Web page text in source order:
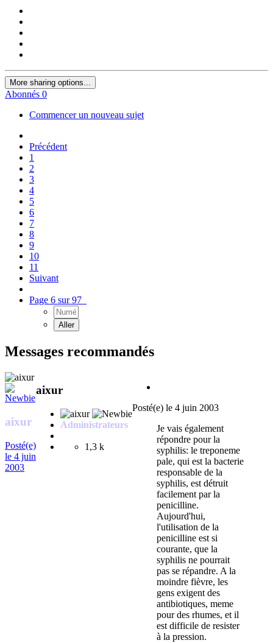
More sharing options...
Abonnés 0
Commencer un nouveau sujet
Précédent
1
2
3
4
5
6
7
8
9
10
11
Suivant
Page 6 sur 97
Messages recommandés
aixur
Posté(e)
le 4 juin
2003
aixur
Administrateurs
1,3 k
Posté(e) le 4 juin 2003
Je vais également
répondre pour la
syphilis: le treponeme
pale, qui est la bacterie
responsable de la
syphilis, est détruit
facilement par la
penicilline.
Aujourd'hui,
l'utilisation de la
penicilline est si
courante, que la
syphilis ne pourrait
pas se répandre. A la
moindre fièvre, les
gens exigent des
antibiotiques, meme
pour des rhumes, et il
est difficile de resister
à la pression.